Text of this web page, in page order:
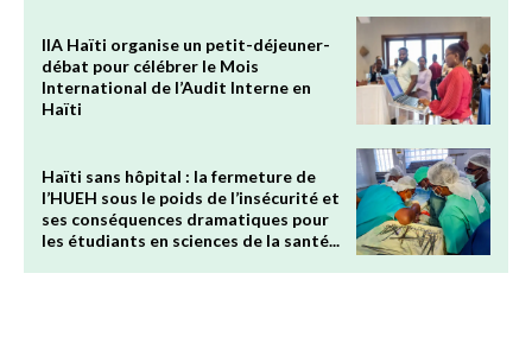
IIA Haïti organise un petit-déjeuner-
débat pour célébrer le Mois
International de l’Audit Interne en
Haïti
Haïti sans hôpital : la fermeture de
l’HUEH sous le poids de l’insécurité et
ses conséquences dramatiques pour
les étudiants en sciences de la santé...